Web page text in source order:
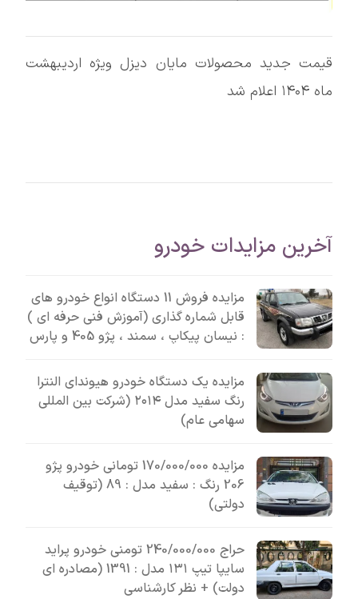
قیمت جدید محصولات مایان دیزل ویژه اردیبهشت
ماه ۱۴۰۴ اعلام شد
آخرین مزایدات خودرو
مزایده فروش 11 دستگاه انواع خودرو های
قابل شماره گذاری (آموزش فنی حرفه ای )
: نیسان پیکاپ ، سمند ، پژو 405 و پارس
مزایده یک دستگاه خودرو هیوندای النترا
رنگ سفید مدل ۲۰۱۴ (شرکت بین المللی
سهامی عام)
مزایده 170/000/000 تومانی خودرو پژو
206 رنگ : سفید مدل : 89 (توقیف
دولتی)
حراج 240/000/000 تومنی خودرو پراید
سایپا تیپ ۱۳۱ مدل : 1391 (مصادره ای
دولت) + نظر کارشناسی